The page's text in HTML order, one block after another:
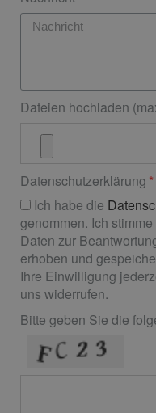
Dateien hochladen
Datenschutzerklärung
Ich habe die
genommen. Ich
Daten zur
erhoben und
Ihre Einwilligung
uns widerrufen.
Bitte geben Sie die